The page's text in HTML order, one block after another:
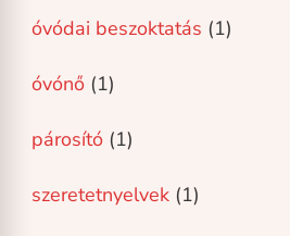
óvódai beszoktatás (1)
óvónő (1)
párosító (1)
szeretetnyelvek (1)